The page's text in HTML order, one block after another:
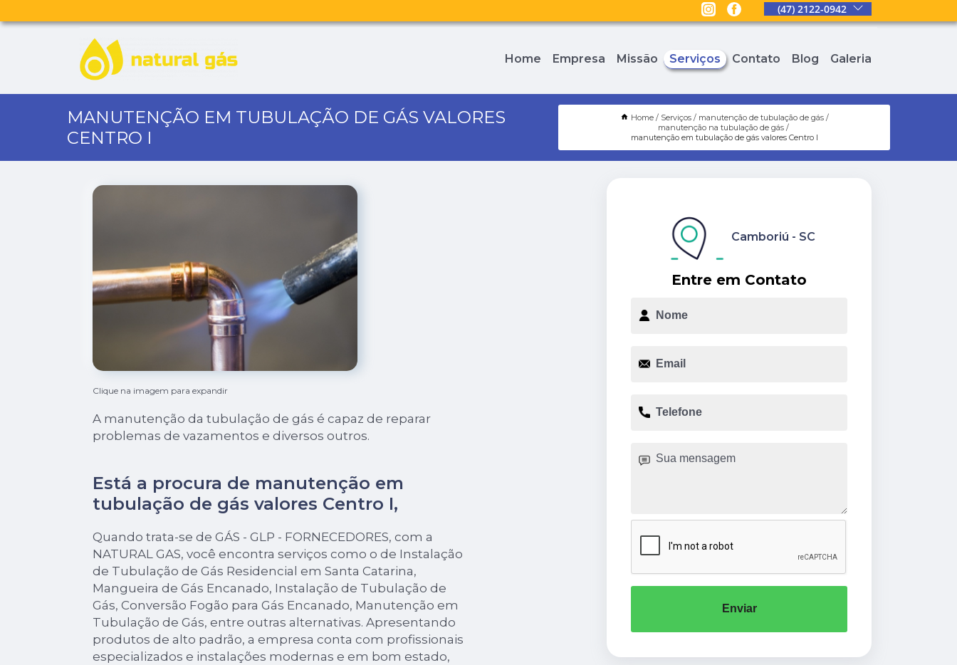
(47) 2122-0942
Home Empresa Missão Serviços Contato Blog Galeria
MANUTENÇÃO EM TUBULAÇÃO DE GÁS VALORES
CENTRO I
Home Serviços
manutenção de tubulação de gás
manutenção na tubulação de gás
manutenção em tubulação de gás valores Centro I
Clique na imagem para expandir
A manutenção da tubulação de gás é capaz de reparar
problemas de vazamentos e diversos outros.
Está a procura de manutenção em
tubulação de gás valores Centro I,
Quando trata-se de GÁS - GLP - FORNECEDORES, com a
NATURAL GAS, você encontra serviços como o de Instalação
de Tubulação de Gás Residencial em Santa Catarina,
Mangueira de Gás Encanado, Instalação de Tubulação de
Gás, Conversão Fogão para Gás Encanado, Manutenção em
Tubulação de Gás, entre outras alternativas. Apresentando
produtos de alto padrão, a empresa conta com profissionais
especializados e instalações modernas e em bom estado,
Entre em Contato
Camboriú - SC
Enviar